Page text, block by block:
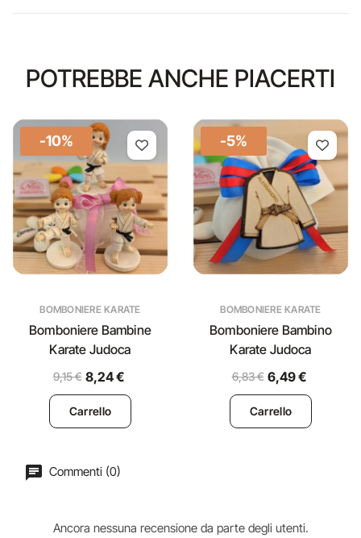
POTREBBE ANCHE PIACERTI
-10%
BOMBONIERE KARATE
Bomboniere Bambine
Karate Judoca
9,15 € 8,24 €
Carrello
-5%
BOMBONIERE KARATE
Bomboniere Bambino
Karate Judoca
6,83 € 6,49 €
Carrello
Commenti (0)
Ancora nessuna recensione da parte degli utenti.